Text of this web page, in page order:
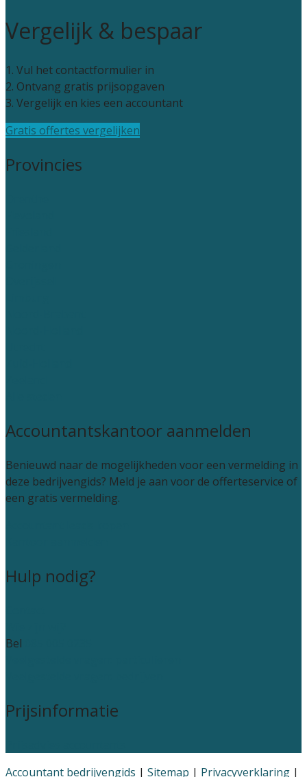
Vergelijk & bespaar
1. Vul het contactformulier in
2. Ontvang gratis prijsopgaven
3. Vergelijk en kies een accountant
Gratis offertes vergelijken
Provincies
Accountantskantoor aanmelden
Benieuwd naar de mogelijkheden voor een vermelding in
deze bedrijvengids? Meld je aan voor de offerteservice of
een gratis vermelding.
Hulp nodig?
Bel
Prijsinformatie
Accountant bedrijvengids | Sitemap | Privacyverklaring |